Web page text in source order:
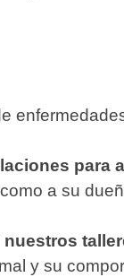
para
a su
y su